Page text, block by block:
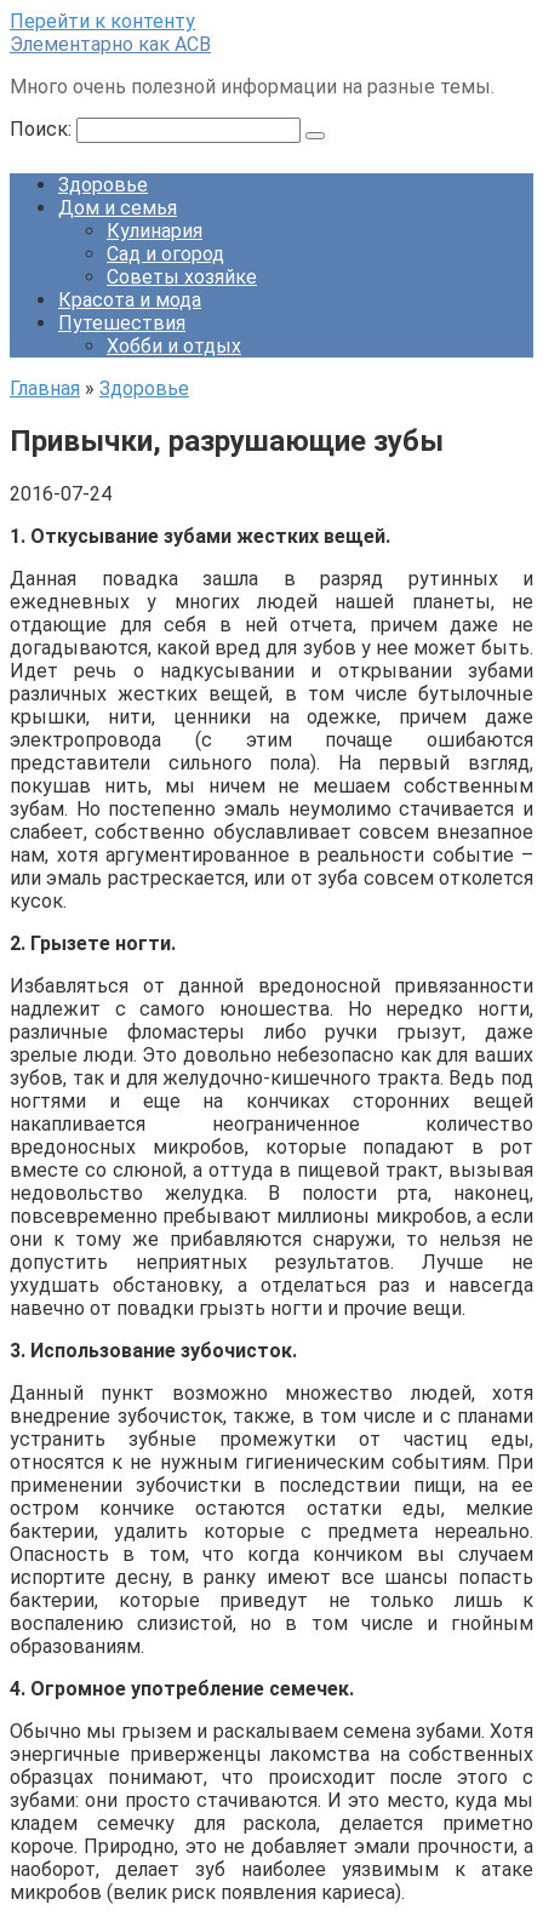
Перейти к контенту
Элементарно как ACB
Много очень полезной информации на разные темы.
Поиск:
Здоровье
Дом и семья
Кулинария
Сад и огород
Советы хозяйке
Красота и мода
Путешествия
Хобби и отдых
Главная » Здоровье
Привычки, разрушающие зубы
2016-07-24
1. Откусывание зубами жестких вещей.
Данная повадка зашла в разряд рутинных и
ежедневных у многих людей нашей планеты, не
отдающие для себя в ней отчета, причем даже не
догадываются, какой вред для зубов у нее может быть.
Идет речь о надкусывании и открывании зубами
различных жестких вещей, в том числе бутылочные
крышки, нити, ценники на одежке, причем даже
электропровода (с этим почаще ошибаются
представители сильного пола). На первый взгляд,
покушав нить, мы ничем не мешаем собственным
зубам. Но постепенно эмаль неумолимо стачивается и
слабеет, собственно обуславливает совсем внезапное
нам, хотя аргументированное в реальности событие –
или эмаль растрескается, или от зуба совсем отколется
кусок.
2. Грызете ногти.
Избавляться от данной вредоносной привязанности
надлежит с самого юношества. Но нередко ногти,
различные фломастеры либо ручки грызут, даже
зрелые люди. Это довольно небезопасно как для ваших
зубов, так и для желудочно-кишечного тракта. Ведь под
ногтями и еще на кончиках сторонних вещей
накапливается неограниченное количество
вредоносных микробов, которые попадают в рот
вместе со слюной, а оттуда в пищевой тракт, вызывая
недовольство желудка. В полости рта, наконец,
повсевременно пребывают миллионы микробов, а если
они к тому же прибавляются снаружи, то нельзя не
допустить неприятных результатов. Лучше не
ухудшать обстановку, а отделаться раз и навсегда
навечно от повадки грызть ногти и прочие вещи.
3. Использование зубочисток.
Данный пункт возможно множество людей, хотя
внедрение зубочисток, также, в том числе и с планами
устранить зубные промежутки от частиц еды,
относятся к не нужным гигиеническим событиям. При
применении зубочистки в последствии пищи, на ее
остром кончике остаются остатки еды, мелкие
бактерии, удалить которые с предмета нереально.
Опасность в том, что когда кончиком вы случаем
испортите десну, в ранку имеют все шансы попасть
бактерии, которые приведут не только лишь к
воспалению слизистой, но в том числе и гнойным
образованиям.
4. Огромное употребление семечек.
Обычно мы грызем и раскалываем семена зубами. Хотя
энергичные приверженцы лакомства на собственных
образцах понимают, что происходит после этого с
зубами: они просто стачиваются. И это место, куда мы
кладем семечку для раскола, делается приметно
короче. Природно, это не добавляет эмали прочности, а
наоборот, делает зуб наиболее уязвимым к атаке
микробов (велик риск появления кариеса).